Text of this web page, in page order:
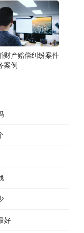
财产赔偿纠纷案件
案例
好